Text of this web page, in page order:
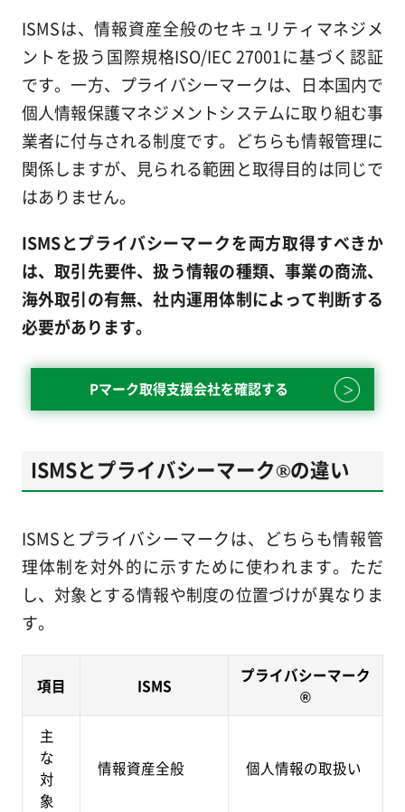
ISMSは、情報資産全般のセキュリティマネジメ
ントを扱う国際規格ISO/IEC 27001に基づく認証
です。一方、プライバシーマークは、日本国内で
個人情報保護マネジメントシステムに取り組む事
業者に付与される制度です。どちらも情報管理に
関係しますが、見られる範囲と取得目的は同じで
はありません。
ISMSとプライバシーマークを両方取得すべきか
は、取引先要件、扱う情報の種類、事業の商流、
海外取引の有無、社内運用体制によって判断する
必要があります。
Pマーク取得支援会社を確認する
ISMSとプライバシーマーク®の違い
ISMSとプライバシーマークは、どちらも情報管
理体制を対外的に示すために使われます。ただ
し、対象とする情報や制度の位置づけが異なりま
す。
項目 ISMS
プライバシーマーク
®
主
な
対
象
情報資産全般 個人情報の取扱い